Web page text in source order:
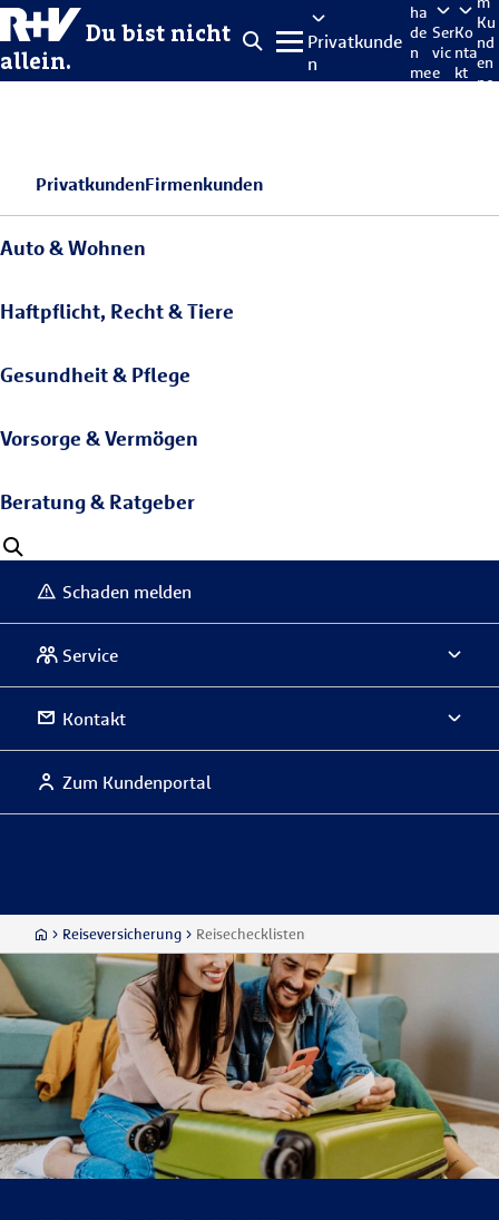
Du bist nicht
allein.
Privatkunde
n
ha
de
n
me
Ser
vic
e
Ko
nta
kt
Ku
nd
en
po
PrivatkundenFirmenkunden
Auto & Wohnen
Haftpflicht, Recht & Tiere
Gesundheit & Pflege
Vorsorge & Vermögen
Beratung & Ratgeber
Schaden melden
Service
Kontakt
Zum Kundenportal
Reiseversicherung Reisechecklisten